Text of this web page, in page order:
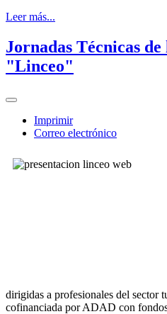
Leer más...
Jornadas Técnicas
"Linceo"
Imprimir
Correo electrónico
dirigidas a profesionales del sector
cofinanciada por ADAD con